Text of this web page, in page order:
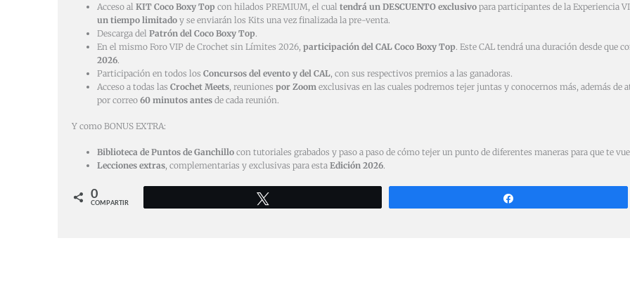
Acceso al KIT Coco Boxy Top con hilados PREMIUM, el cual tendrá un DESCUENTO exclusivo para participantes de la Experiencia
un tiempo limitado y se enviarán los Kits una vez finalizada la pre-venta.
Descarga del Patrón del Coco Boxy Top.
En el mismo Foro VIP de Crochet sin Límites 2026, participación del CAL Coco Boxy Top. Este CAL tendrá una duración desde que
2026.
Participación en todos los Concursos del evento y del CAL, con sus respectivos premios a las ganadoras.
Acceso a todas las Crochet Meets, reuniones por Zoom exclusivas en las cuales podremos tejer juntas y conocernos más, además de
por correo 60 minutos antes de cada reunión.
Y como BONUS EXTRA:
Biblioteca de Puntos de Ganchillo con tutoriales grabados y paso a paso de cómo tejer un punto de diferentes maneras para que te
Lecciones extras, complementarias y exclusivas para esta Edición 2026.
0
COMPARTIR